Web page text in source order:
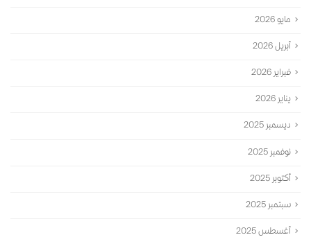
مايو 2026
أبريل 2026
فبراير 2026
يناير 2026
ديسمبر 2025
نوفمبر 2025
أكتوبر 2025
سبتمبر 2025
أغسطس 2025